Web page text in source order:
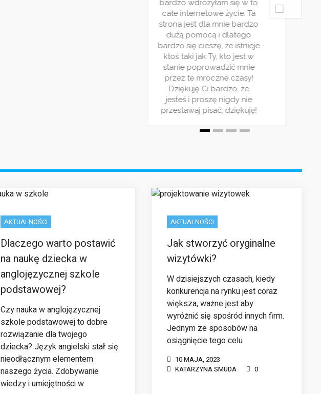
poziom bo zdecydowanie
warto! Z tego co widzę
nowy cykl na blogu cieszy
się ogromną popularnością
dlatego nie warto tego
zaniechać ! Trzymam kciuki
za Wasz serwis!
bardzo wdrożyłam się w to
całe internetowe życie. Ta
strona jest dla mnie bardzo
dużą pomocą i dlatego
bardzo się cieszę, że istnieje
ktoś taki jak Ty, kto jest w
stanie poprowadzić mnie
przez te mroczne czasy!
Dziękuję Ci bardzo, że
jesteś i proszę nigdy nie
przestawaj pisać, dziękuję!
AKTUALNOŚCI
Dlaczego warto postawić
na naukę dziecka w
anglojęzycznej szkole
podstawowej?
Czy nauka w anglojęzycznej
szkole podstawowej to dobre
rozwiązanie dla twojego
dziecka? Język angielski stał się
nieodłącznym elementem
naszego życia. Zdobywanie
wiedzy i umiejętności w
AKTUALNOŚCI
Jak stworzyć oryginalne
wizytówki?
W dzisiejszych czasach, kiedy
konkurencja na rynku jest coraz
większa, ważne jest aby
wyróżnić się spośród innych firm.
Jednym ze sposobów na
osiągnięcie tego celu
10 MAJA, 2023
KATARZYNA SMUDA
0